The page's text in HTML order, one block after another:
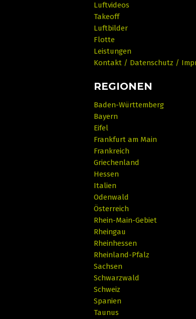
Luftvideos
Takeoff
Luftbilder
Flotte
Leistungen
Kontakt / Datenschutz /
REGIONEN
Baden-Württemberg
Bayern
Eifel
Frankfurt am Main
Frankreich
Griechenland
Hessen
Italien
Odenwald
Österreich
Rhein-Main-Gebiet
Rheingau
Rheinhessen
Rheinland-Pfalz
Sachsen
Schwarzwald
Schweiz
Spanien
Taunus